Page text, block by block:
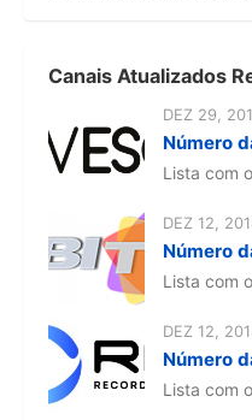
Canais Atualizados
DEZ 29,
Número
Lista com
DEZ 12,
Número
Lista com
DEZ 12,
Número
Lista com